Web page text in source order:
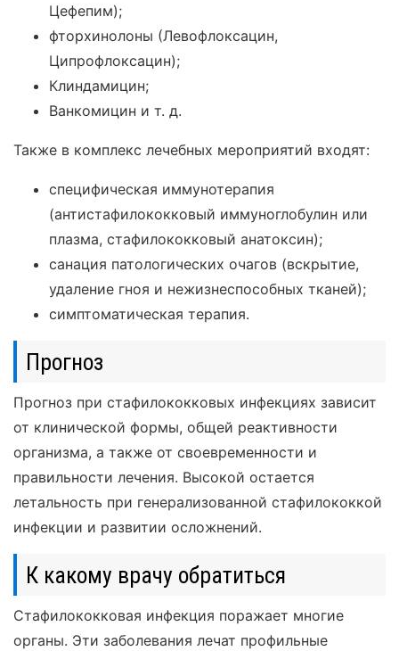
Цефепим);
фторхинолоны (Левофлоксацин,
Ципрофлоксацин);
Клиндамицин;
Ванкомицин и т. д.
Также в комплекс лечебных мероприятий входят:
специфическая иммунотерапия
(антистафилококковый иммуноглобулин или
плазма, стафилококковый анатоксин);
санация патологических очагов (вскрытие,
удаление гноя и нежизнеспособных тканей);
симптоматическая терапия.
Прогноз
Прогноз при стафилококковых инфекциях зависит
от клинической формы, общей реактивности
организма, а также от своевременности и
правильности лечения. Высокой остается
летальность при генерализованной стафилококкой
инфекции и развитии осложнений.
К какому врачу обратиться
Стафилококковая инфекция поражает многие
органы. Эти заболевания лечат профильные